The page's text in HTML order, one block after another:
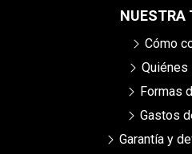
NUESTRA
Cómo
Formas
Gastos
Garantía y